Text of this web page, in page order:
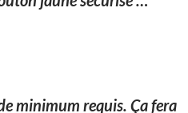
minimum requis. Ça fera